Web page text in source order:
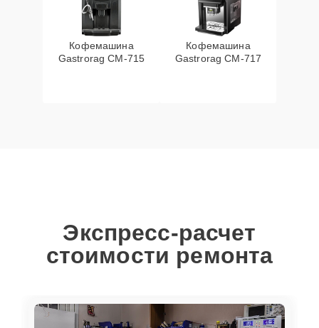
Кофемашина
Gastrorag CM-715
Кофемашина
Gastrorag CM-717
Экспресс-расчет
стоимости ремонта